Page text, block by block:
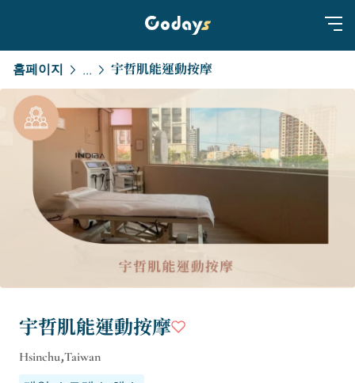
홈페이지 ... 宇哲肌能運動按摩
宇哲肌能運動按摩
Hsinchu,Taiwan